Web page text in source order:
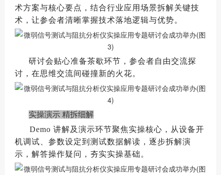
术方案与核心要点，结合行业应用场景拆解关键技
术，让参会者清晰掌握技术落地逻辑与优势。
研讨会贴心准备茶歇环节，参会者自由交流探
讨，在思维交流间碰撞新的火花。
实操演示 精拆细解
Demo 讲解及演示环节聚焦实操核心，从设备开
机调试、参数设定到测试数据解读，逐步拆解演
示，解答操作疑问，夯实实操基础。